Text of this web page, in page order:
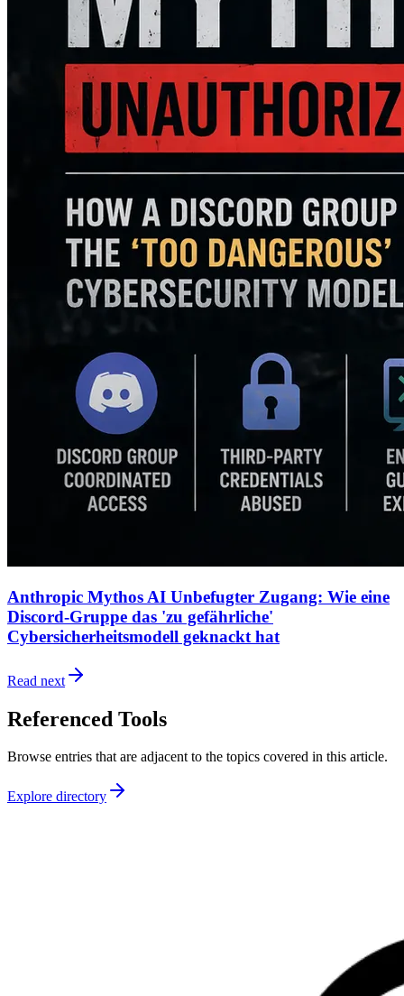
Anthropic Mythos AI Unbefugter Zugang: Wie eine
Discord-Gruppe das 'zu gefährliche'
Cybersicherheitsmodell geknackt hat
Read next
Referenced Tools
Browse entries that are adjacent to the topics covered in this article.
Explore directory